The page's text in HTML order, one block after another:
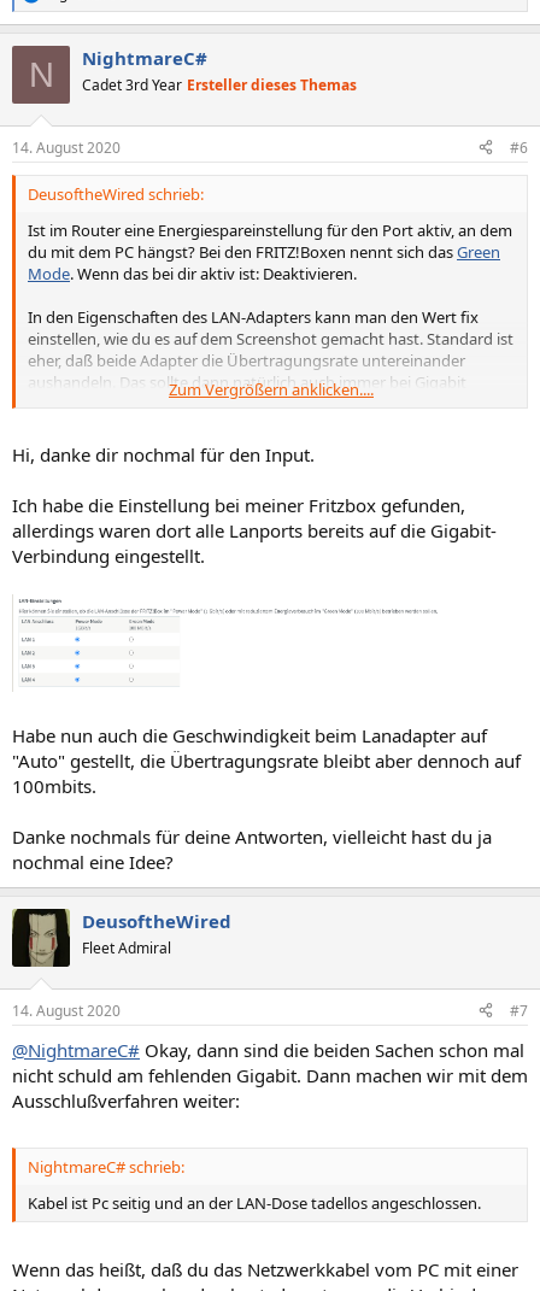
e
e
n
N NightmareC#
Cadet 3rd Year Ersteller dieses Themas
14. August 2020 #6
DeusoftheWired schrieb:
Ist im Router eine Energiespareinstellung für den Port aktiv, an dem
du mit dem PC hängst? Bei den FRITZ!Boxen nennt sich dasGreen
Mode. Wenn das bei dir aktiv ist: Deaktivieren.
In den Eigenschaften des LAN-Adapters kann man den Wert fix
einstellen, wie du es auf dem Screenshot gemacht hast. Standard ist
eher, daß beide Adapter die Übertragungsrate untereinander
aushandeln. Das sollte dann natürlich auch immer bei Gigabit
fullduplex enden. Probier es in dem Feld trotzdem mal mit dem
Zum Vergrößern anklicken....
Hi, danke dir nochmal für den Input.
Ich habe die Einstellung bei meiner Fritzbox gefunden,
allerdings waren dort alle Lanports bereits auf die Gigabit-
Verbindung eingestellt.
Habe nun auch die Geschwindigkeit beim Lanadapter auf
"Auto" gestellt, die Übertragungsrate bleibt aber dennoch auf
100mbits.
Danke nochmals für deine Antworten, vielleicht hast du ja
nochmal eine Idee?
DeusoftheWired
Fleet Admiral
14. August 2020 #7
@NightmareC# Okay, dann sind die beiden Sachen schon mal
nicht schuld am fehlenden Gigabit. Dann machen wir mit dem
Ausschlußverfahren weiter:
NightmareC# schrieb:
Kabel ist Pc seitig und an der LAN-Dose tadellos angeschlossen.
Wenn das heißt, daß du das Netzwerkkabel vom PC mit einer